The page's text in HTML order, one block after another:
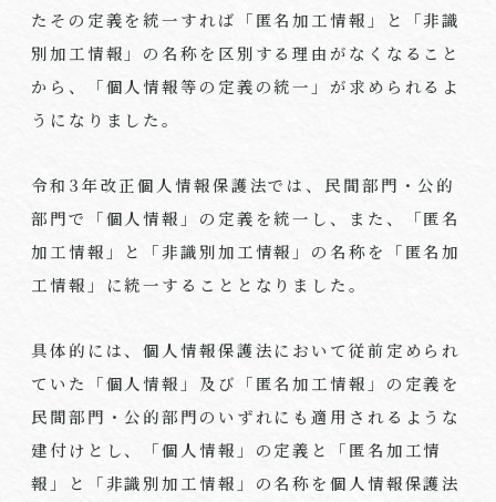
たその定義を統一すれば「匿名加工情報」と「非識
別加工情報」の名称を区別する理由がなくなること
から、「個人情報等の定義の統一」が求められるよ
うになりました。
令和 3年改正個人情報保護法では、民間部門・公的
部門で「個人情報」の定義を統一し、また、「匿名
加工情報」と「非識別加工情報」の名称を「匿名加
工情報」に統一することとなりました。
具体的には、個人情報保護法において従前定められ
ていた「個人情報」及び「匿名加工情報」の定義を
民間部門・公的部門のいずれにも適用されるような
建付けとし、「個人情報」の定義と「匿名加工情
報」と「非識別加工情報」の名称を個人情報保護法